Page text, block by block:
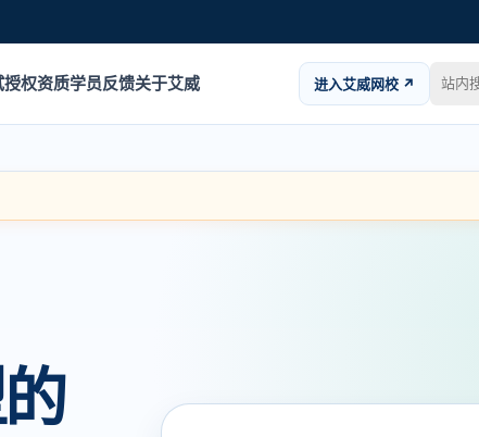
授权资质学员反馈关于艾威 进入艾威网校 ↗